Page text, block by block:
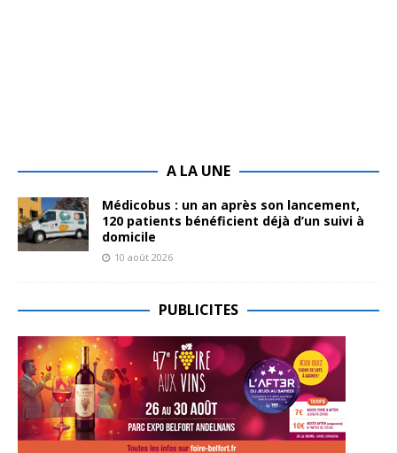
A LA UNE
Médicobus : un an après son lancement,
120 patients bénéficient déjà d’un suivi à
domicile
10 août 2026
PUBLICITES